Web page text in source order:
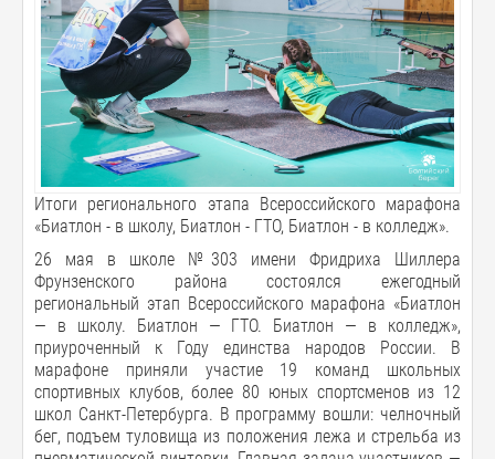
Итоги регионального этапа Всероссийского марафона
«Биатлон - в школу, Биатлон - ГТО, Биатлон - в колледж».
26 мая в школе №303 имени Фридриха Шиллера
Фрунзенского района состоялся ежегодный
региональный этап Всероссийского марафона «Биатлон
— в школу. Биатлон — ГТО. Биатлон — в колледж»,
приуроченный к Году единства народов России. В
марафоне приняли участие 19 команд школьных
спортивных клубов, более 80 юных спортсменов из 12
школ Санкт-Петербурга. В программу вошли: челночный
бег, подъем туловища из положения лежа и стрельба из